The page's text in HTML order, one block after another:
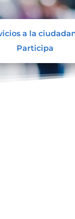
a la
Participa